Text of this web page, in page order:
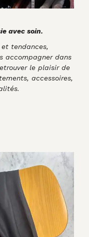
avec soin.
tendances,
accompagner dans
le plaisir de
accessoires,